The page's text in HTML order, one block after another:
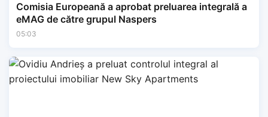
Comisia Europeană a aprobat preluarea integrală a
eMAG de către grupul Naspers
05:03